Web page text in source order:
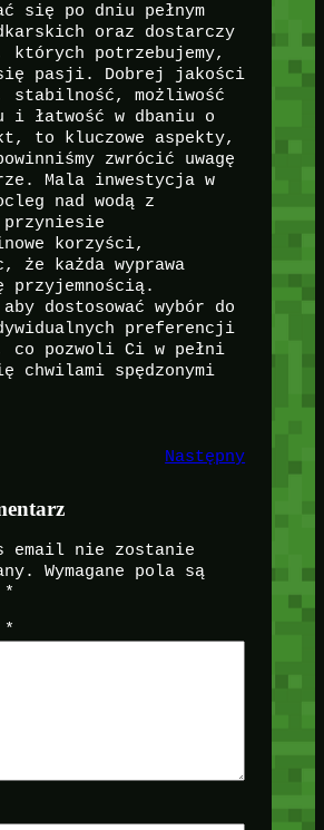
się po dniu pełnym
oraz dostarczy
których potrzebujemy,
się pasji. Dobrej jakości
stabilność, możliwość
i łatwość w dbaniu o
to kluczowe aspekty,
zwrócić uwagę
Mala inwestycja w
nad wodą z
przyniesie
korzyści,
że każda wyprawa
dostosować wybór do
preferencji
co pozwoli Ci w pełni
chwilami spędzonymi
Następny
email nie zostanie
Wymagane pola są
*
*